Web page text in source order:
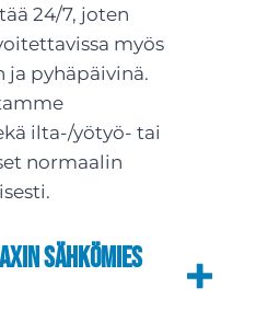
24/7, joten
myös
ja pyhäpäivinä.
ilta-/yötyö- tai
normaalin
sähkömies